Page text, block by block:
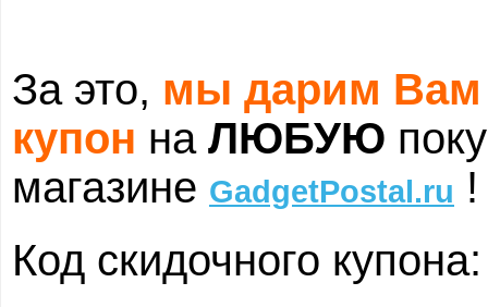
За это, мы дарим Вам
купон на ЛЮБУЮ
магазине GadgetPostal.ru !
Код скидочного